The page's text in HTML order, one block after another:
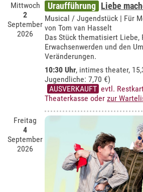
Mittwoch
2
September
2026
Uraufführung Liebe
Musical / Jugendstück | Für
von Tom van Hasselt
Das Stück thematisiert Liebe,
Erwachsenwerden und den
Veränderungen.
10:30 Uhr, intimes theater,
Jugendliche: 7,70 €)
AUSVERKAUFT evtl.
Theaterkasse oderzur
Freitag
4
September
2026